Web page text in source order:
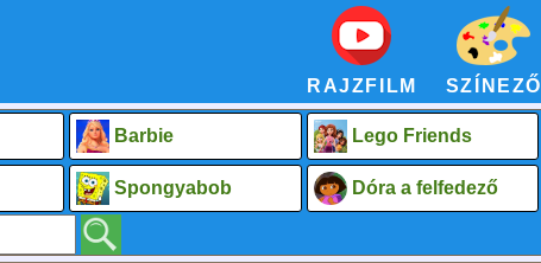
RAJZFILM SZÍNEZŐ
Barbie Lego Friends
Spongyabob Dóra a felfedező